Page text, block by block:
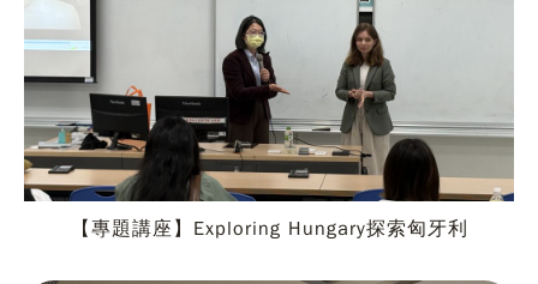
【專題講座】Exploring Hungary探索匈牙利